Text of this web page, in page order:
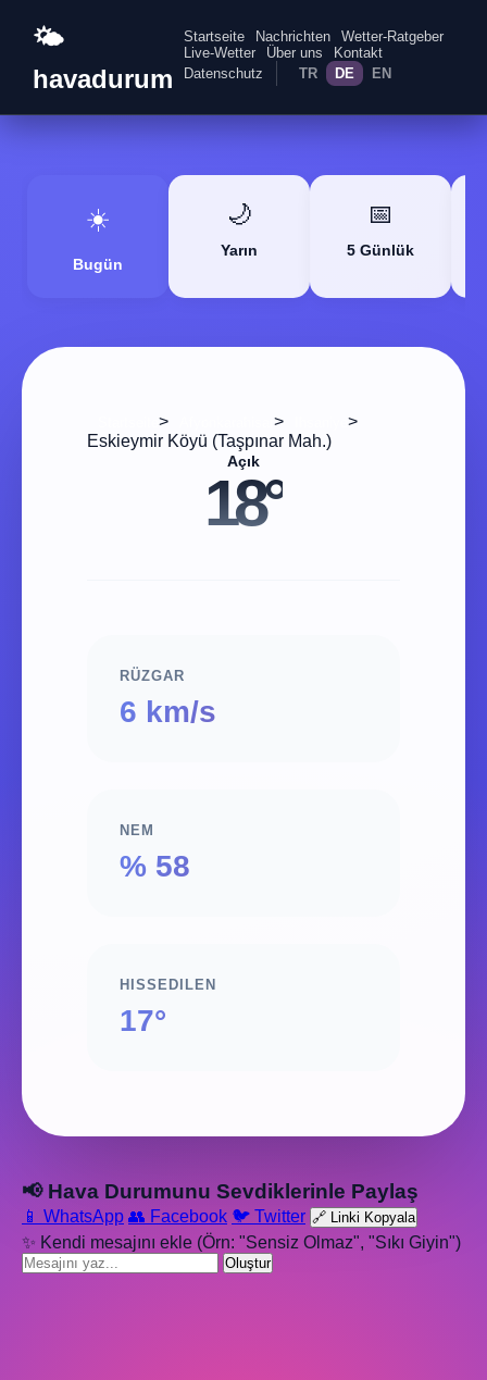
🌤️
havadurum
Startseite Nachrichten
Wetter-Ratgeber
Live-Wetter
Über uns
Kontakt
Datenschutz
TR DE EN
☀️
Bugün
🌙
Yarın
📅
5 Günlük
> >
>
Eskieymir Köyü (Taşpınar Mah.)
Açık
18°
RÜZGAR
6 km/s
NEM
% 58
HISSEDILEN
17°
📢 Hava Durumunu Sevdiklerinle Paylaş
📱 WhatsApp 👥 Facebook 🐦 Twitter 🔗 Linki Kopyala
✨ Kendi mesajını ekle (Örn: "Sensiz Olmaz", "Sıkı Giyin")
Oluştur